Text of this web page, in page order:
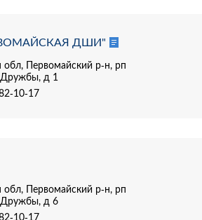
ДШИ"
обл, Первомайский р-н, рп
Дружбы, д 1
10-17
обл, Первомайский р-н, рп
Дружбы, д 6
10-17